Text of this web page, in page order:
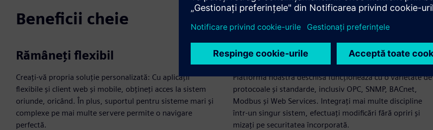
Beneficii cheie
Rămâneți flexibil
Creați-vă propria soluție personalizată: Cu aplicații
flexibile și client web și mobile, obțineți acces la sistem
oriunde, oricând. În plus, suportul pentru sisteme mari și
complexe pe mai multe servere permite o navigare
perfectă.
Integrați fără probleme
Platforma noastră deschisă funcționează cu o varietate de
protocoale și standarde, inclusiv OPC, SNMP, BACnet,
Modbus și Web Services. Integrați mai multe discipline
într-un singur sistem, efectuați modificări fără opriri și
mizați pe securitatea încorporată.